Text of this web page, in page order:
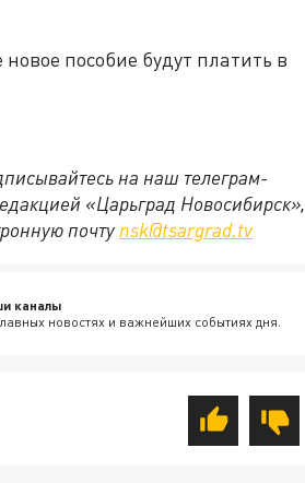
новое пособие будут платить в
на наш телеграм-
«Царьград Новосибирск»,
почту nsk@tsargrad.tv
каналы
новостях и важнейших событиях дня.